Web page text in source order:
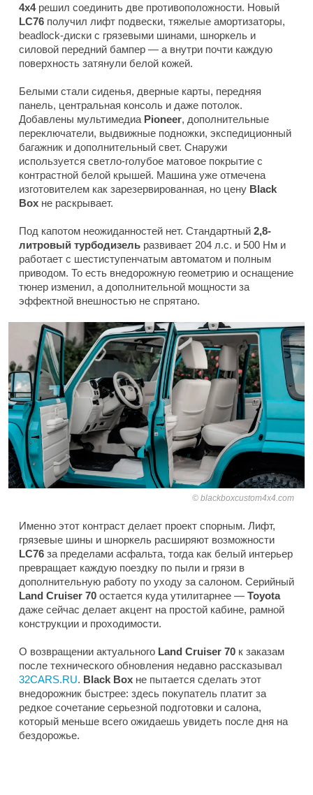
4x4решил соединить две противоположности. Новый
LC76 получил лифт подвески, тяжелые амортизаторы,
beadlock-диски с грязевыми шинами, шноркель и
силовой передний бампер — а внутри почти каждую
поверхность затянули белой кожей.
Белыми стали сиденья, дверные карты, передняя
панель, центральная консоль и даже потолок.
Добавлены мультимедиа Pioneer, дополнительные
переключатели, выдвижные подножки, экспедиционный
багажник и дополнительный свет. Снаружи
используется светло-голубое матовое покрытие с
контрастной белой крышей. Машина уже отмечена
изготовителем как зарезервированная, но цену Black
Box не раскрывает.
Под капотом неожиданностей нет. Стандартный 2,8-
литровый турбодизель развивает 204 л.с. и 500 Нм и
работает с шестиступенчатым автоматом и полным
приводом. То есть внедорожную геометрию и оснащение
тюнер изменил, а дополнительной мощности за
эффектной внешностью не спрятано.
blackboxcustom4x4.com
Именно этот контраст делает проект спорным. Лифт,
грязевые шины и шноркель расширяют возможности
LC76 за пределами асфальта, тогда как белый интерьер
превращает каждую поездку по пыли и грязи в
дополнительную работу по уходу за салоном. Серийный
Land Cruiser 70 остается куда утилитарнее — Toyota
даже сейчас делает акцент на простой кабине, рамной
конструкции и проходимости.
О возвращении актуального Land Cruiser 70 к заказам
после технического обновления недавно рассказывал
32CARS.RU. Black Box не пытается сделать этот
внедорожник быстрее: здесь покупатель платит за
редкое сочетание серьезной подготовки и салона,
который меньше всего ожидаешь увидеть после дня на
бездорожье.